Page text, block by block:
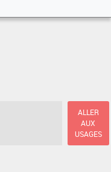
ALLER
AUX
USAGES